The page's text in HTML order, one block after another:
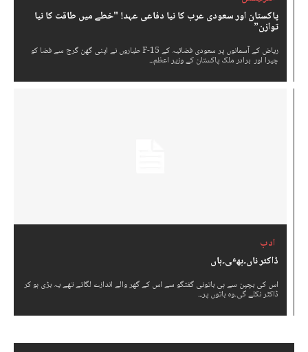
پاکستان اور سعودی عرب کا نیا دفاعی عہد! "خطے میں طاقت کا نیا
توازن”
ریاض کے آسمانوں پر سعودی فضائیہ کے F-15 طیاروں نے اپنی گھن گرج سے فضا کو
چیرا اور برادر ملک پاکستان کے وزیر اعظم...
ادب
ڈاکٹر ناں۔بھٸ۔ہاں
اس کی بچپن سے ہی باتونی گفتگو سے اس کے گھر والے اندازے لگاتے تھے یہ بڑی ہو کر
ڈاکٹر نکلے گی۔وہ باتوں پر...